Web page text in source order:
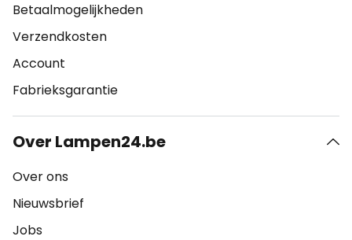
Betaalmogelijkheden
Verzendkosten
Account
Fabrieksgarantie
Over Lampen24.be
Over ons
Nieuwsbrief
Jobs